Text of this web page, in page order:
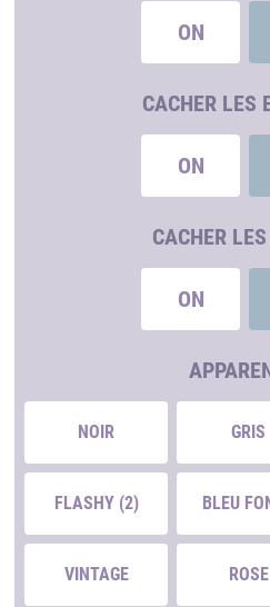
ON
CACHER LES
ON
CACHER
ON
NOIR GRIS
FLASHY (2) BLEU
VINTAGE ROSE